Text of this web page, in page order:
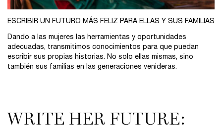
ESCRIBIR UN FUTURO MÁS FELIZ PARA ELLAS Y SUS FAMILIAS
Dando a las mujeres las herramientas y oportunidades
adecuadas, transmitimos conocimientos para que puedan
escribir sus propias historias. No solo ellas mismas, sino
también sus familias en las generaciones venideras.
WRITE HER FUTURE: